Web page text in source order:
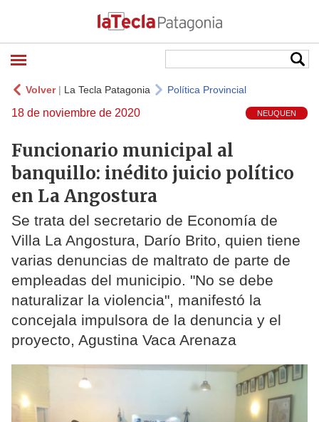
Volver| La Tecla Patagonia Política Provincial
18 de noviembre de 2020 NEUQUEN
Funcionario municipal al
banquillo: inédito juicio político
en La Angostura
Se trata del secretario de Economía de
Villa La Angostura, Darío Brito, quien tiene
varias denuncias de maltrato de parte de
empleadas del municipio. "No se debe
naturalizar la violencia", manifestó la
concejala impulsora de la denuncia y el
proyecto, Agustina Vaca Arenaza